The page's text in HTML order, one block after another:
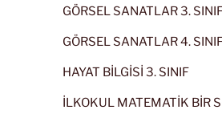
GÖRSEL SANATLAR 3.
GÖRSEL SANATLAR 4.
HAYAT BİLGİSİ 3. SINIF
İLKOKUL MATEMATİK BİR